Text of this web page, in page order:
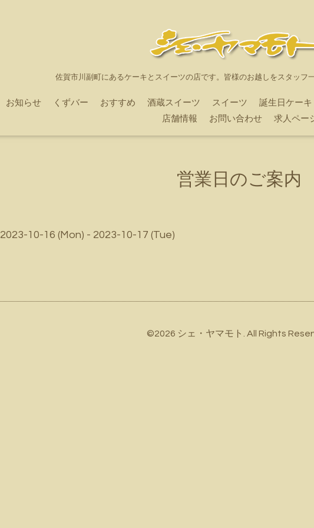
佐賀市川副町にあるケーキとスイーツの店です。皆様のお越しをスタッフ
お知らせ くずバー おすすめ 酒蔵スイーツ スイーツ 誕生日ケーキ
店舗情報
お問い合わせ 求人ペー
営業日のご案内
2023-10-16 (Mon) - 2023-10-17 (Tue)
©2026 シェ・ヤマモト . All Rights